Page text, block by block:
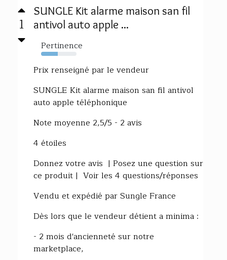
1
SUNGLE Kit alarme maison san fil
antivol auto apple ...
Pertinence
47%
Prix renseigné par le vendeur
SUNGLE Kit alarme maison san fil antivol
auto apple téléphonique
Note moyenne 2,5/5 - 2 avis
4 étoiles
Donnez votre avis | Posez une question sur
ce produit | Voir les 4 questions/réponses
Vendu et expédié par Sungle France
Dès lors que le vendeur détient a minima :
- 2 mois d'ancienneté sur notre
marketplace,